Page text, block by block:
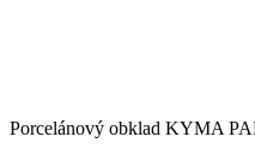
Porcelánový obklad KYMA